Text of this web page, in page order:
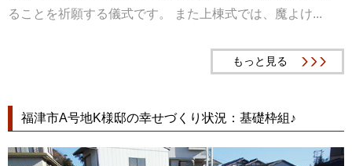
ることを祈願する儀式です。 また上棟式では、魔よけ...
もっと見る
福津市A号地K様邸の幸せづくり状況：基礎枠組♪